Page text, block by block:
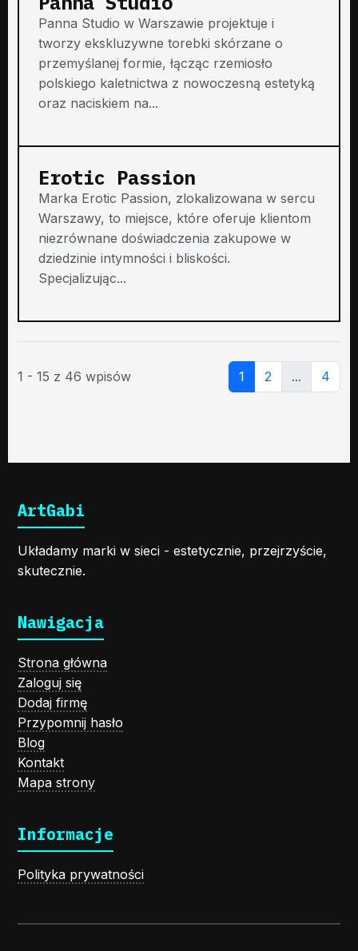
Panna Studio w Warszawie projektuje i
tworzy ekskluzywne torebki skórzane o
przemyślanej formie, łącząc rzemiosło
polskiego kaletnictwa z nowoczesną estetyką
oraz naciskiem na...
Erotic Passion
Marka Erotic Passion, zlokalizowana w sercu
Warszawy, to miejsce, które oferuje klientom
niezrównane doświadczenia zakupowe w
dziedzinie intymności i bliskości.
Specjalizując...
1 - 15 z 46 wpisów 1 2 ... 4
ArtGabi
Układamy marki w sieci - estetycznie, przejrzyście,
skutecznie.
Nawigacja
Strona główna
Zaloguj się
Dodaj firmę
Przypomnij hasło
Blog
Kontakt
Mapa strony
Informacje
Polityka prywatności